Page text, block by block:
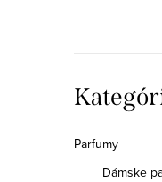
a
e
Preskočiť
kategórie
Parfumy
Dámske